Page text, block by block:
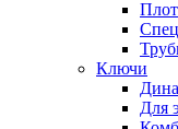
Ключи
Для